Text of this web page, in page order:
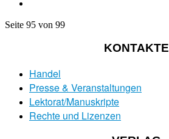
Seite 95 von 99
KONTAKTE
Handel
Presse & Veranstaltungen
Lektorat/Manuskripte
Rechte und Lizenzen